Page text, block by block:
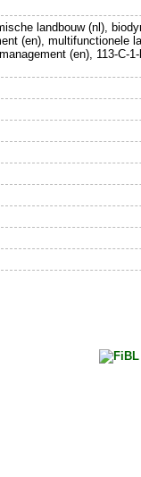
landbouw (nl),
(en), multifunctionele
(en), 113-C-